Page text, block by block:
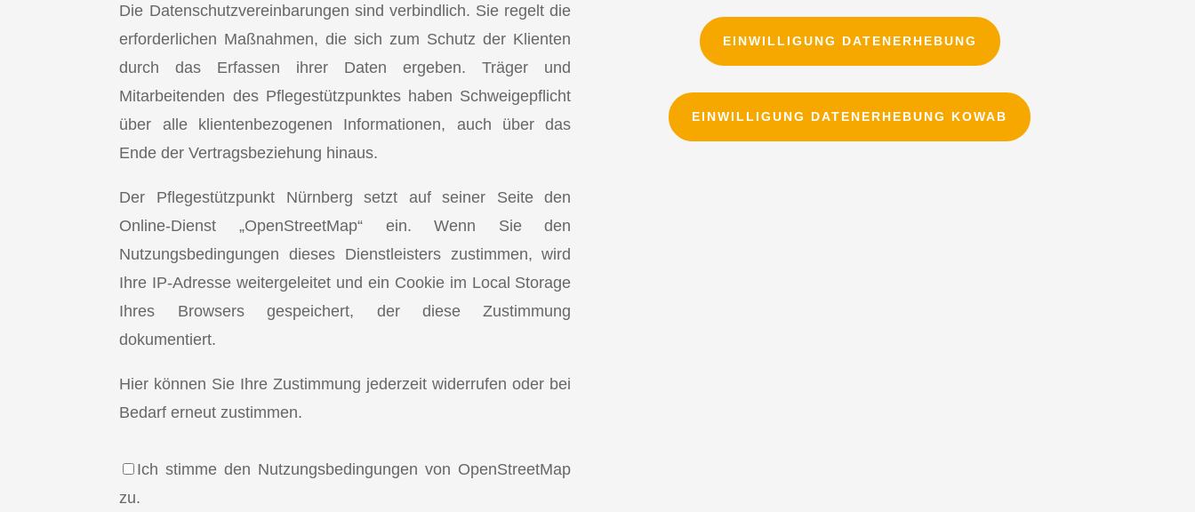
Die Datenschutzvereinbarungen sind verbindlich. Sie regelt die
erforderlichen Maßnahmen, die sich zum Schutz der Klienten
durch das Erfassen ihrer Daten ergeben. Träger und
Mitarbeitenden des Pflegestützpunktes haben Schweigepflicht
über alle klientenbezogenen Informationen, auch über das
Ende der Vertragsbeziehung hinaus.
Der Pflegestützpunkt Nürnberg setzt auf seiner Seite den
Online-Dienst „OpenStreetMap“ ein. Wenn Sie den
Nutzungsbedingungen dieses Dienstleisters zustimmen, wird
Ihre IP-Adresse weitergeleitet und ein Cookie im Local Storage
Ihres Browsers gespeichert, der diese Zustimmung
dokumentiert.
Hier können Sie Ihre Zustimmung jederzeit widerrufen oder bei
Bedarf erneut zustimmen.
Ich stimme den Nutzungsbedingungen von OpenStreetMap
zu.
EINWILLIGUNG DATENERHEBUNG
EINWILLIGUNG DATENERHEBUNG KOWAB